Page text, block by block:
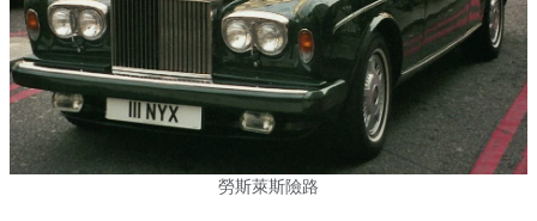
勞斯萊斯險路